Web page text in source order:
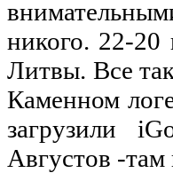
никого. 22-20
Литвы. Все
Каменном
загрузили
Августов -там